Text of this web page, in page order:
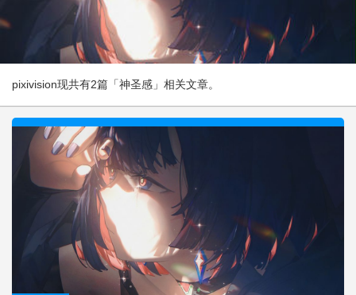
pixivision现共有2篇「神圣感」相关文章。